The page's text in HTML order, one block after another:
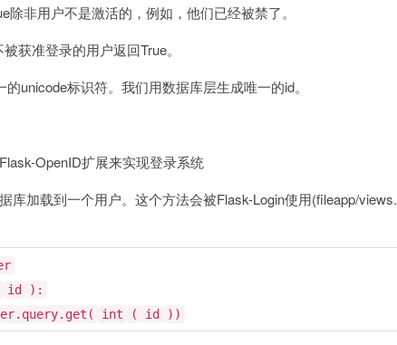
非用户不是激活的，例如，他们已经被禁了。
获准登录的用户返回True。
unicode标识符。我们用数据库层生成唯一的id。
OpenID扩展来实现登录系统
库加载到一个用户。这个方法会被Flask-Login使用(fileapp/
id
):
int ( id ))